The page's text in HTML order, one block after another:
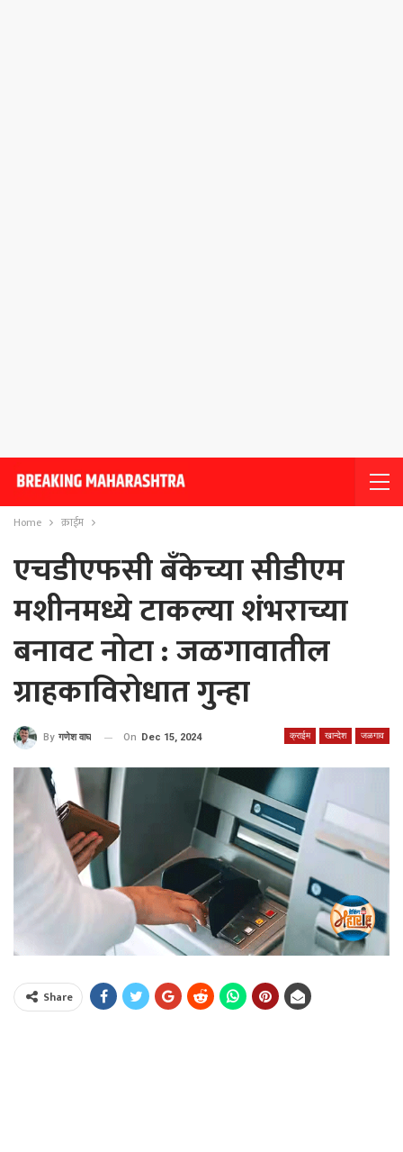
Home क्राईम
एचडीएफसी बँकेच्या सीडीएम
मशीनमध्ये टाकल्या शंभराच्या
बनावट नोटा : जळगावातील
ग्राहकाविरोधात गुन्हा
क्राईम खान्देश जळगाव
By गणेश वाघ On Dec 15, 2024
Share